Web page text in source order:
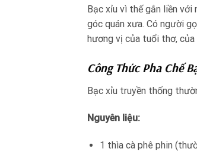
Bạc xỉu vì thế gắn liền với
góc quán xưa. Có người
hương vị của tuổi thơ, của
Công Thức Pha Chế
Bạc xỉu truyền thống
Nguyên liệu:
1 thìa cà phê phin